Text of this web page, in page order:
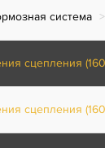
система
сцепления
сцепления